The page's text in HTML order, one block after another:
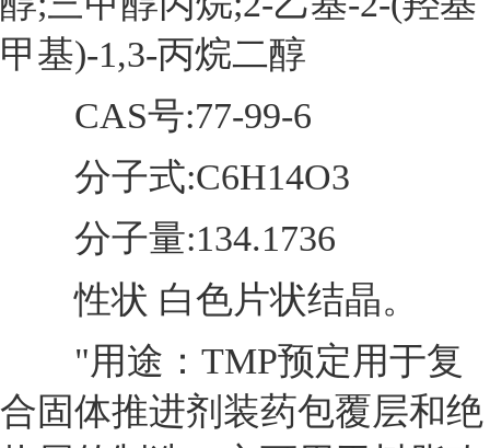
甲基)-1,3-丙烷二醇
CAS号:77-99-6
分子式:C6H14O3
分子量:134.1736
性状 白色片状结晶。
"用途：TMP预定用于复
合固体推进剂装药包覆层和绝